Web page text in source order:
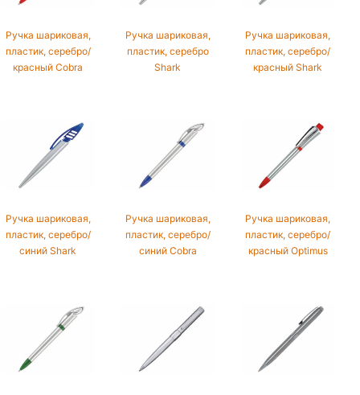
Ручка шариковая,
пластик, серебро/
красный Cobra
Ручка шариковая,
пластик, серебро
Shark
Ручка шариковая,
пластик, серебро/
красный Shark
Ручка шариковая,
пластик, серебро/
синий Shark
Ручка шариковая,
пластик, серебро/
синий Cobra
Ручка шариковая,
пластик, серебро/
красный Optimus